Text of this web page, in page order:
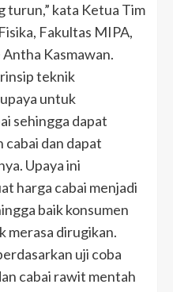
turun,” kata Ketua Tim
Fakultas MIPA,
Kasmawan.
teknik
untuk
sehingga dapat
cabai dan dapat
Upaya ini
harga cabai menjadi
baik konsumen
merasa dirugikan.
uji coba
cabai rawit mentah